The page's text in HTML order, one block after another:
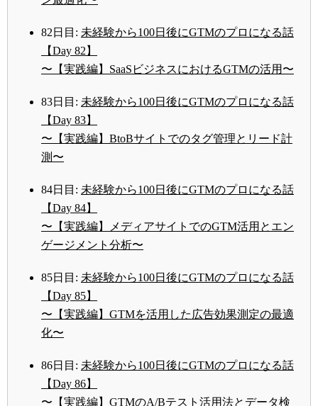
82日目: 未経験から100日後にGTMのプロになる話
【Day 82】
〜【実践編】SaaSビジネスにおけるGTMの活用〜
83日目: 未経験から100日後にGTMのプロになる話
【Day 83】
〜【実践編】BtoBサイトでのタグ管理とリード計
測〜
84日目: 未経験から100日後にGTMのプロになる話
【Day 84】
〜【実践編】メディアサイトでのGTM活用とエン
ゲージメント分析〜
85日目: 未経験から100日後にGTMのプロになる話
【Day 85】
〜【実践編】GTMを活用した広告効果測定の最適
化〜
86日目: 未経験から100日後にGTMのプロになる話
【Day 86】
〜【実践編】GTMのA/Bテスト活用法とデータ検